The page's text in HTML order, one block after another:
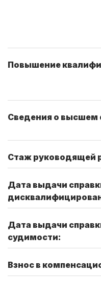
Повышение
Сведения о высшем
Стаж руководящей
Дата выдачи
Дата выдачи
судимости:
Взнос в